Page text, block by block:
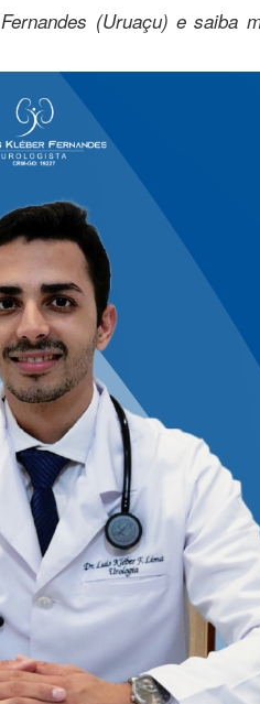
(Uruaçu) e saiba